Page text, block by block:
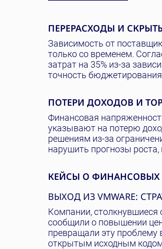
ПЕРЕРАСХОДЫ И
Зависимость от
только со временем.
затрат на 35% из-за
точность
ПОТЕРИ ДОХОДОВ И
Финансовая
указывают на потерю
решениям из-за
нарушить прогнозы роста,
КЕЙСЫ О ФИНАНСОВЫХ
ВЫХОД ИЗ VMWARE:
Компании, столкнувшиеся
сообщили о повышении
превращали эту проблему
открытым исходным